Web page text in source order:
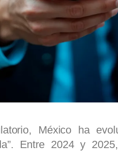
México ha
Entre 2024 y